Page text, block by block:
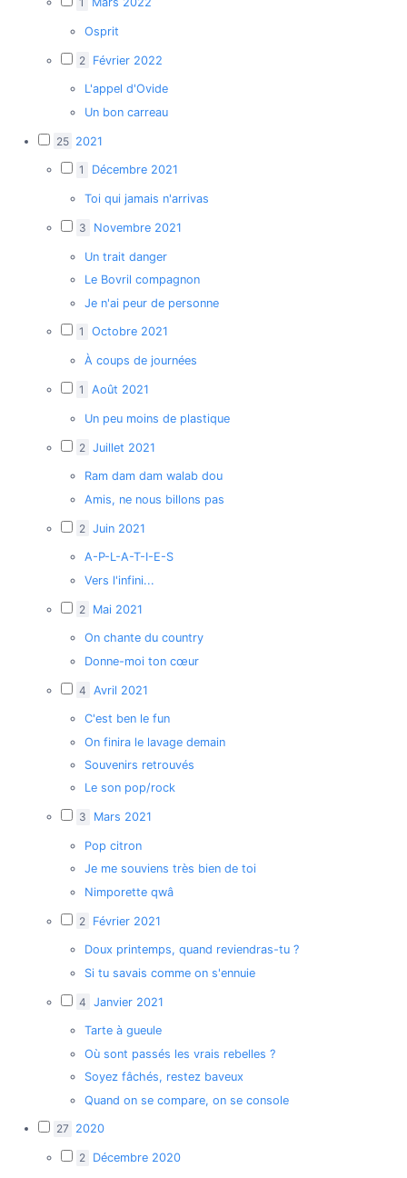
Osprit
2 Février 2022
L'appel d'Ovide
Un bon carreau
25 2021
1 Décembre 2021
Toi qui jamais n'arrivas
3 Novembre 2021
Un trait danger
Le Bovril compagnon
Je n'ai peur de personne
1 Octobre 2021
À coups de journées
1 Août 2021
Un peu moins de plastique
2 Juillet 2021
Ram dam dam walab dou
Amis, ne nous billons pas
2 Juin 2021
A-P-L-A-T-I-E-S
Vers l'infini...
2 Mai 2021
On chante du country
Donne-moi ton cœur
4 Avril 2021
C'est ben le fun
On finira le lavage demain
Souvenirs retrouvés
Le son pop/rock
3 Mars 2021
Pop citron
Je me souviens très bien de toi
Nimporette qwâ
2 Février 2021
Doux printemps, quand reviendras-tu ?
Si tu savais comme on s'ennuie
4 Janvier 2021
Tarte à gueule
Où sont passés les vrais rebelles ?
Soyez fâchés, restez baveux
Quand on se compare, on se console
27 2020
2 Décembre 2020